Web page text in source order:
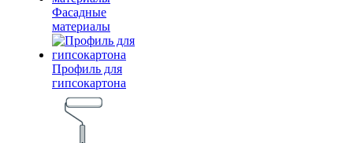
Фасадные
материалы
Профиль для
гипсокартона